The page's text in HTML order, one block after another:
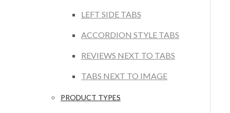
LEFT SIDE TABS
ACCORDION STYLE TABS
REVIEWS NEXT TO TABS
TABS NEXT TO IMAGE
PRODUCT TYPES